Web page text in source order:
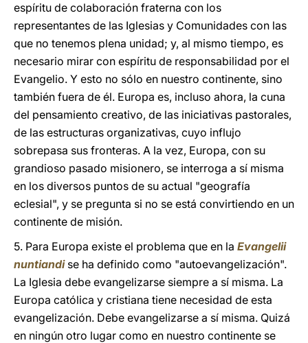
espíritu de colaboración fraterna con los
representantes de las Iglesias y Comunidades con las
que no tenemos plena unidad; y, al mismo tiempo, es
necesario mirar con espíritu de responsabilidad por el
Evangelio. Y esto no sólo en nuestro continente, sino
también fuera de él. Europa es, incluso ahora, la cuna
del pensamiento creativo, de las iniciativas pastorales,
de las estructuras organizativas, cuyo influjo
sobrepasa sus fronteras. A la vez, Europa, con su
grandioso pasado misionero, se interroga a sí misma
en los diversos puntos de su actual "geografía
eclesial", y se pregunta si no se está convirtiendo en un
continente de misión.
5. Para Europa existe el problema que en la Evangelii
nuntiandi se ha definido como "autoevangelización".
La Iglesia debe evangelizarse siempre a sí misma. La
Europa católica y cristiana tiene necesidad de esta
evangelización. Debe evangelizarse a sí misma. Quizá
en ningún otro lugar como en nuestro continente se